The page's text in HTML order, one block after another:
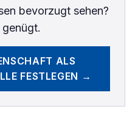
bevorzugt sehen?
genügt.
ALS
FESTLEGEN →